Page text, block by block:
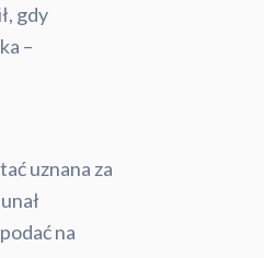
gdy
–
uznana za
na